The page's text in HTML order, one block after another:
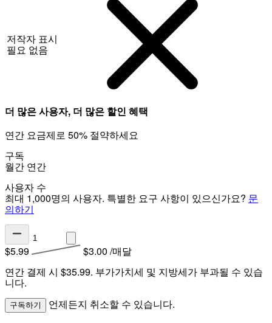
저작자 표시
필요 없음
더 많은 사용자, 더 많은 할인 혜택
연간 요금제로 50% 절약하세요
구독
월간 연간
사용자 수
최대 1,000명의 사용자. 특별한 요구 사항이 있으신가요? 문
의하기
$5.99 $3.00 /매달
연간 결제 시 $35.99. 부가가치세 및 지방세가 부과될 수 있습
니다.
구독하기
언제든지 취소할 수 있습니다.